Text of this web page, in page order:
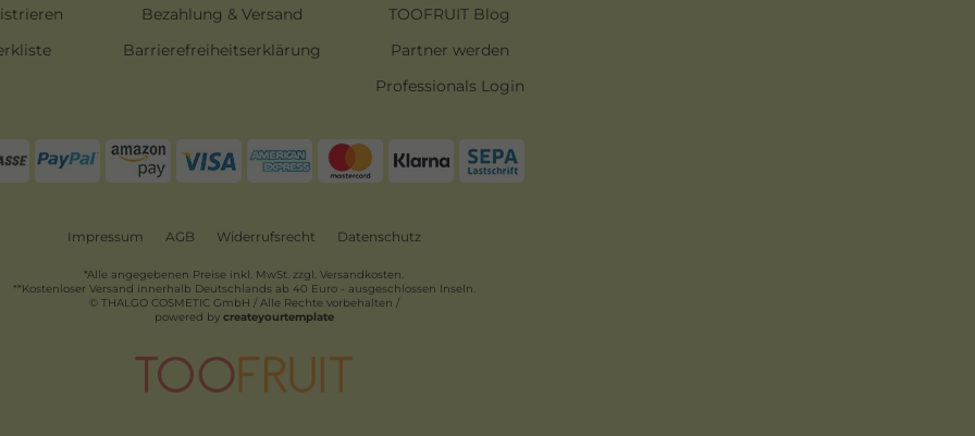
Bezahlung & Versand
Barrierefreiheitserklärung
TOOFRUIT Blog
Partner werden
Professionals Login
Impressum AGB Widerrufsrecht Datenschutz
*Alle angegebenen Preise inkl. MwSt. zzgl. Versandkosten.
**Kostenloser Versand innerhalb Deutschlands ab 40 Euro - ausgeschlossen Inseln.
© THALGO COSMETIC GmbH / Alle Rechte vorbehalten /
powered by createyourtemplate